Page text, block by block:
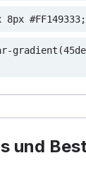
#FF149333;
und